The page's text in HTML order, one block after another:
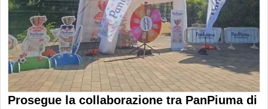
Prosegue la collaborazione tra PanPiuma di